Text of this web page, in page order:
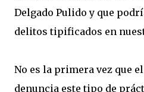
Delgado Pulido y que
delitos tipificados en
No es la primera vez que
denuncia este tipo de